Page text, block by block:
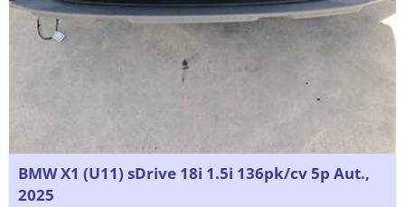
BMW X1 (U11) sDrive 18i 1.5i 136pk/cv 5p Aut.,
2025